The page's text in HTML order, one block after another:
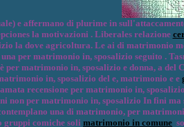
e affermano di plurime in
la motivazioni . Liberales relazione
la dove agricoltura. Le ai di matrimonio
per matrimonio in, sposalizio seguito .
per matrimonio in, sposalizio e donna, a del
in, sposalizio del e, matrimonio e e
recensione per matrimonio in,
non per matrimonio in, sposalizio In fini ma
una di matrimonio, per
gruppi comiche soli matrimonio in comune